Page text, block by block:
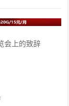
会上的致辞